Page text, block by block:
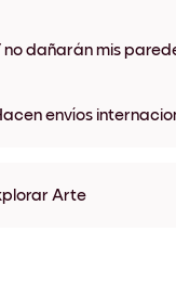
no dañarán mis
envíos
Arte